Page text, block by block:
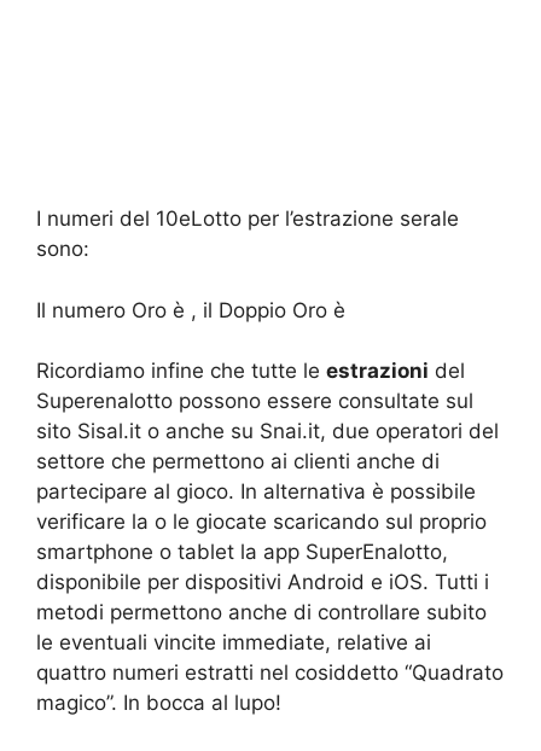
I numeri del 10eLotto per l’estrazione serale
sono:
Il numero Oro è , il Doppio Oro è
Ricordiamo infine che tutte le estrazioni del
Superenalotto possono essere consultate sul
sito Sisal.it o anche su Snai.it, due operatori del
settore che permettono ai clienti anche di
partecipare al gioco. In alternativa è possibile
verificare la o le giocate scaricando sul proprio
smartphone o tablet la app SuperEnalotto,
disponibile per dispositivi Android e iOS. Tutti i
metodi permettono anche di controllare subito
le eventuali vincite immediate, relative ai
quattro numeri estratti nel cosiddetto “Quadrato
magico”. In bocca al lupo!